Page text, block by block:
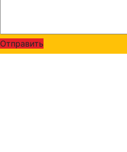
Отправить